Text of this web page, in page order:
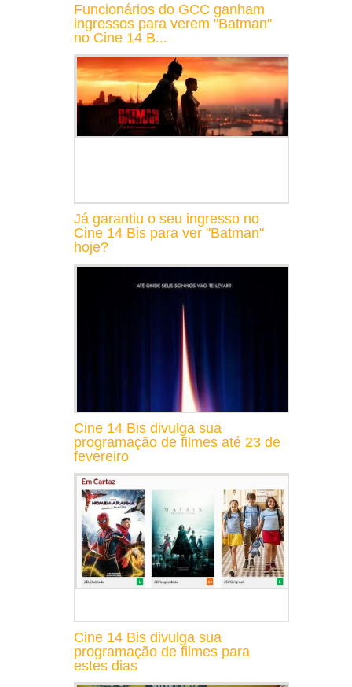
Funcionários do GCC ganham
ingressos para verem "Batman"
no Cine 14 B...
Já garantiu o seu ingresso no
Cine 14 Bis para ver "Batman"
hoje?
Cine 14 Bis divulga sua
programação de filmes até 23 de
fevereiro
Cine 14 Bis divulga sua
programação de filmes para
estes dias